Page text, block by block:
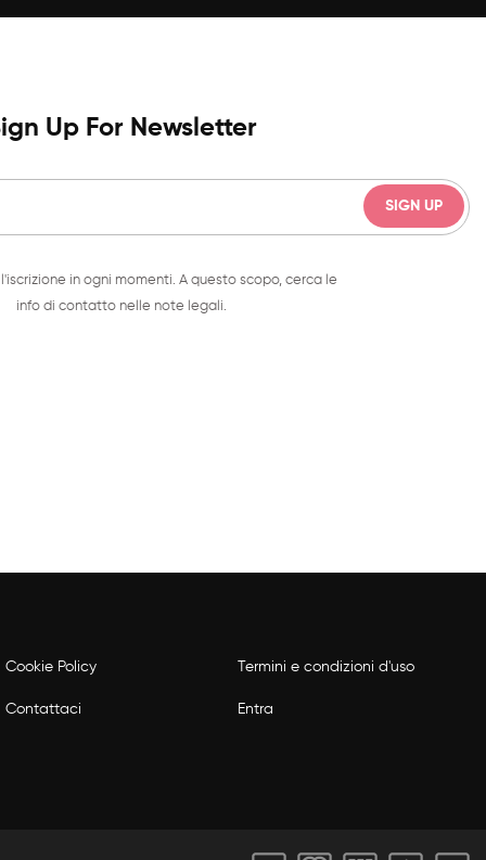
Up For Newsletter
in ogni momenti. A questo scopo, cerca le
info di contatto nelle note legali.
Cookie Policy Termini e condizioni d'uso
Contattaci Entra